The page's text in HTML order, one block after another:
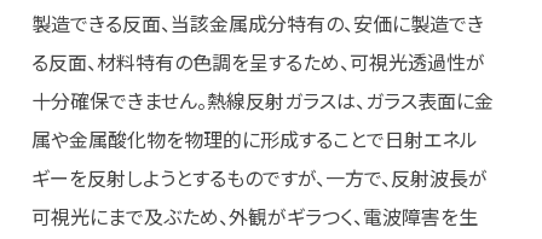
製造できる反面、当該金属成分特有の、安価に製造でき
る反面、材料特有の色調を呈するため、可視光透過性が
十分確保できません。熱線反射ガラスは、ガラス表面に金
属や金属酸化物を物理的に形成することで日射エネル
ギーを反射しようとするものですが、一方で、反射波長が
可視光にまで及ぶため、外観がギラつく、電波障害を生